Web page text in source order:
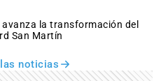
avanza la transformación del
San Martín
noticias